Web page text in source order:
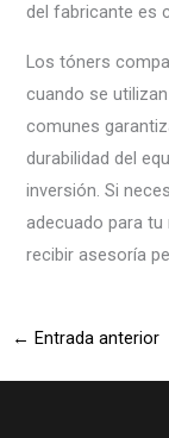
del fabricante es
Los tóners
cuando se
comunes
durabilidad del
inversión. Si
adecuado para
recibir asesoría
← Entrada anterior